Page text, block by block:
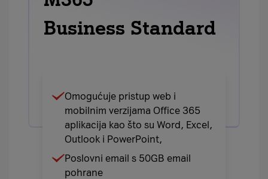
Business Standard
Omogućuje pristup web i
mobilnim verzijama Office 365
aplikacija kao što su Word, Excel,
Outlook i PowerPoint,
Poslovni email s 50GB email
pohrane